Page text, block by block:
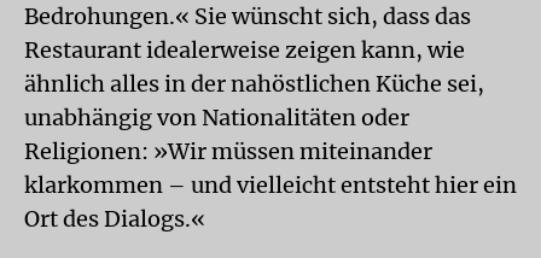
Bedrohungen.« Sie wünscht sich, dass das
Restaurant idealerweise zeigen kann, wie
ähnlich alles in der nahöstlichen Küche sei,
unabhängig von Nationalitäten oder
Religionen: »Wir müssen miteinander
klarkommen – und vielleicht entsteht hier ein
Ort des Dialogs.«